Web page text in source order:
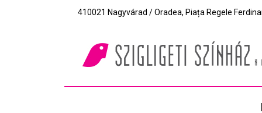
410021 Nagyvárad / Oradea, Piața Regele